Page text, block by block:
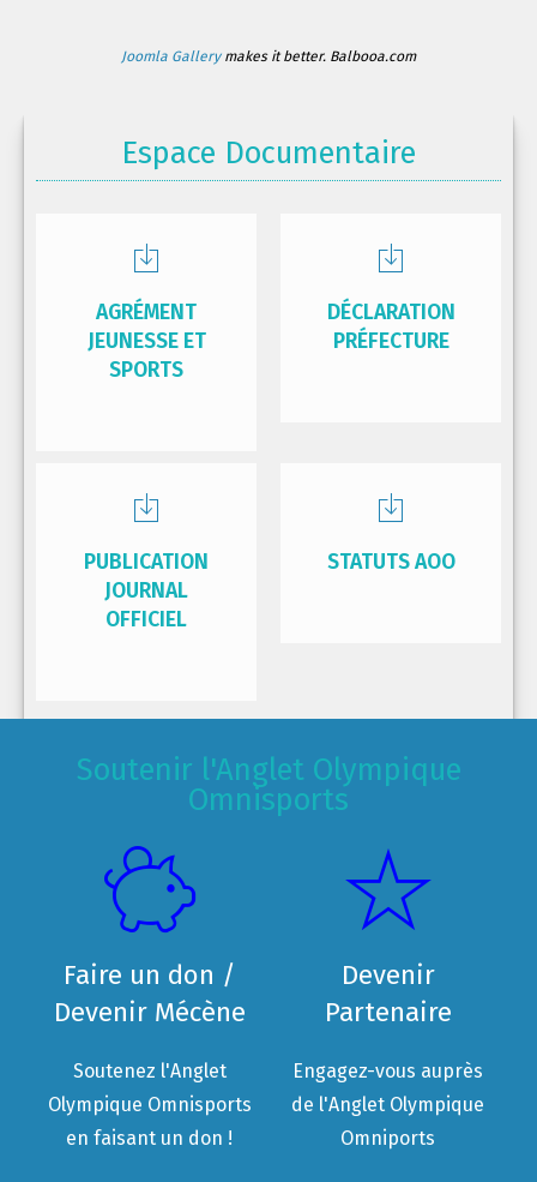
Joomla Gallerymakes it better. Balbooa.com
Espace Documentaire
AGRÉMENT
JEUNESSE ET
SPORTS
DÉCLARATION
PRÉFECTURE
PUBLICATION
JOURNAL
OFFICIEL
STATUTS AOO
Soutenir l'Anglet Olympique
Omnisports
Faire un don /
Devenir Mécène
Soutenez l'Anglet
Olympique Omnisports
en faisant un don !
Devenir
Partenaire
Engagez-vous auprès
de l'Anglet Olympique
Omniports